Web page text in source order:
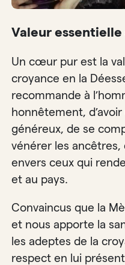
Valeur
Un cœur pur est la
croyance en la
recommande à
honnêtement,
généreux, de se
vénérer les
envers ceux qui
et au pays.
Convaincus que la
et nous apporte la
les adeptes de la
respect en lui